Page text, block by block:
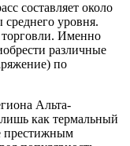
составляет около
среднего уровня.
Именно
различные
по
Альта-
как термальный
престижным